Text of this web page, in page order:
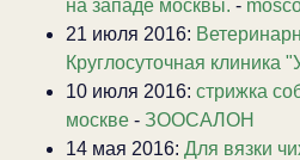
на западе москвы. -
21 июля 2016:
Круглосуточная клиника
10 июля 2016: стрижка
москве - ЗООСАЛОН
14 мая 2016: Для вязки